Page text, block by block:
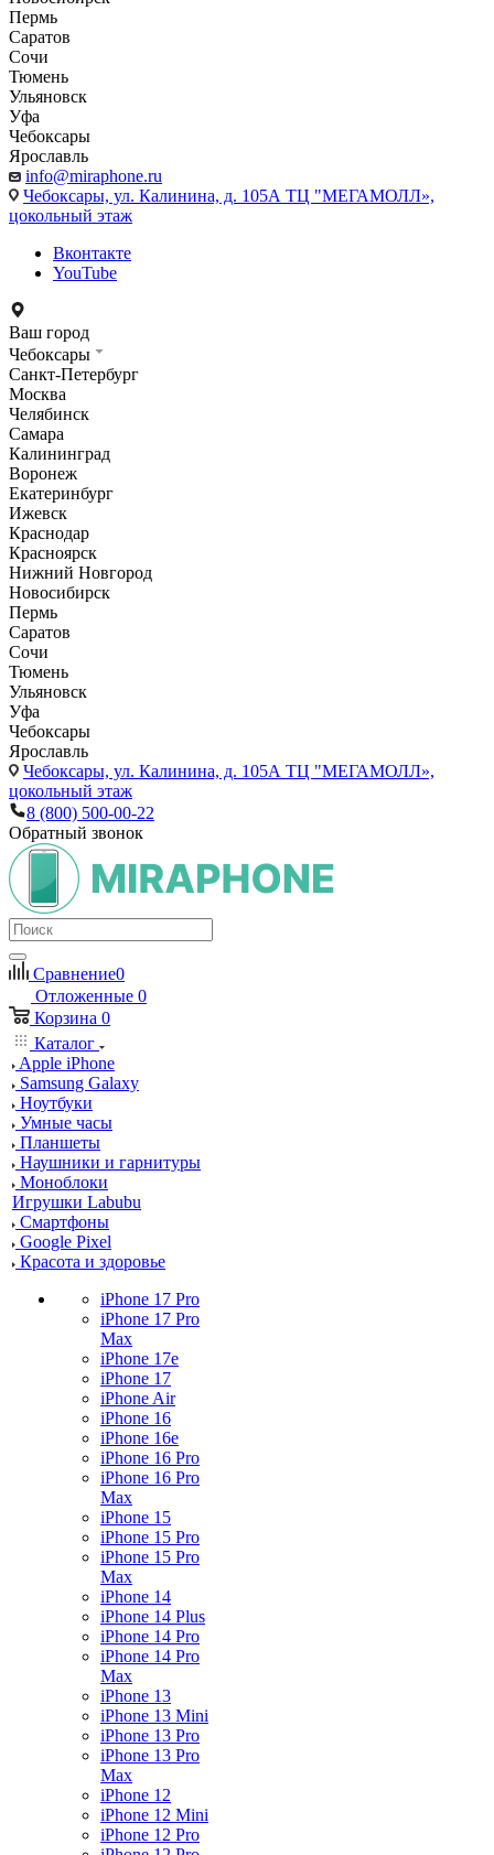
Пермь
Саратов
Сочи
Тюмень
Ульяновск
Уфа
Чебоксары
Ярославль
info@miraphone.ru
Чебоксары, ул. Калинина, д. 105А ТЦ "МЕГАМОЛЛ»,
цокольный этаж
Вконтакте
YouTube
Ваш город
Чебоксары
Санкт-Петербург
Москва
Челябинск
Самара
Калининград
Воронеж
Екатеринбург
Ижевск
Краснодар
Красноярск
Нижний Новгород
Новосибирск
Пермь
Саратов
Сочи
Тюмень
Ульяновск
Уфа
Чебоксары
Ярославль
Чебоксары, ул. Калинина, д. 105А ТЦ "МЕГАМОЛЛ»,
цокольный этаж
8 (800) 500-00-22
Обратный звонок
Сравнение0
Отложенные 0
Корзина 0
Каталог
Apple iPhone
Samsung Galaxy
Ноутбуки
Умные часы
Планшеты
Наушники и гарнитуры
Моноблоки
Игрушки Labubu
Смартфоны
Google Pixel
Красота и здоровье
iPhone 17 Pro
iPhone 17 Pro
Max
iPhone 17e
iPhone 17
iPhone Air
iPhone 16
iPhone 16e
iPhone 16 Pro
iPhone 16 Pro
Max
iPhone 15
iPhone 15 Pro
iPhone 15 Pro
Max
iPhone 14
iPhone 14 Plus
iPhone 14 Pro
iPhone 14 Pro
Max
iPhone 13
iPhone 13 Mini
iPhone 13 Pro
iPhone 13 Pro
Max
iPhone 12
iPhone 12 Mini
iPhone 12 Pro